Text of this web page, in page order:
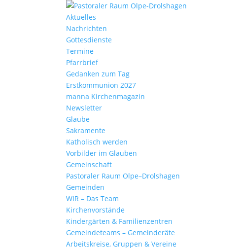
Aktu­elles
Nach­richten
Gottes­dienste
Termine
Pfarr­brief
Gedanken zum Tag
Erst­kom­mu­nion 2027
manna Kirchen­ma­gazin
News­letter
Glaube
Sakra­mente
Katho­lisch werden
Vorbilder im Glauben
Gemein­schaft
Pasto­raler Raum Olpe–Drolshagen
Gemeinden
WIR – Das Team
Kirchen­vor­stände
Kinder­gärten & Familienzentren
Gemein­de­teams – Gemeinderäte
Arbeits­kreise, Gruppen & Vereine